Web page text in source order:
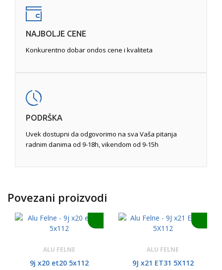
NAJBOLJE CENE
Konkurentno dobar ondos cene i kvaliteta
PODRŠKA
Uvek dostupni da odgovorimo na sva Vaša pitanja
radnim danima od 9-18h, vikendom od 9-15h
Povezani proizvodi
ALU FELNE
9j x20 et20 5x112
ALU FELNE
9J x21 ET31 5X112